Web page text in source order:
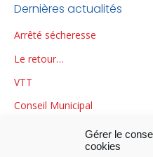
Gérer le
cookies
Dernières actualités
Arrêté sécheresse
Le retour…
VTT
Conseil Municipal
Rappel sur les bouteilles de gaz